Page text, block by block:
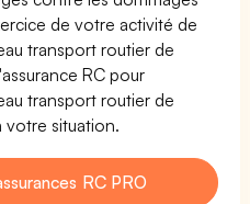
de votre activité de
transport routier de
RC pour
transport routier de
votre situation.
RC PRO